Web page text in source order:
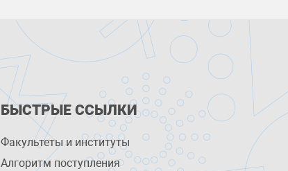
БЫСТРЫЕ ССЫЛКИ
Факультеты и институты
Алгоритм поступления